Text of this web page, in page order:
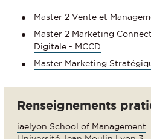
Master 2 Vente et
Master 2 Marketing
Digitale - MCCD
Master Marketing
Renseignements
iaelyon School of Management